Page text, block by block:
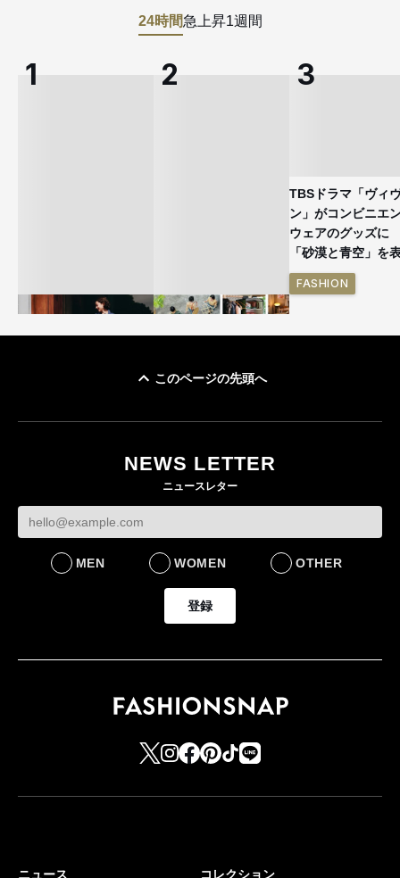
24時間急上昇1週間
ケットなど7型を発売
をラインナップ
TBSドラマ「ヴィ
ン」がコンビニエ
ウェアのグッズ
「砂漠と青空」を
FASHION
このページの先頭へ
NEWS LETTER
ニュースレター
MEN WOMEN OTHER
登録
ニュース
コレクション